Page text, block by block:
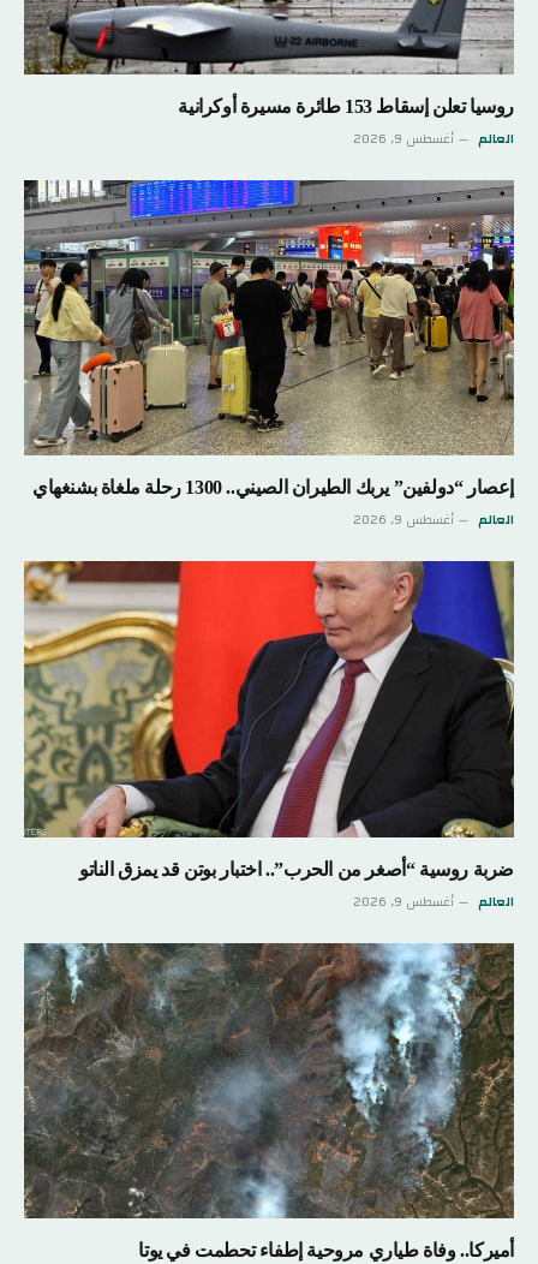
روسيا تعلن إسقاط 153 طائرة مسيرة أوكرانية
العالم أغسطس 9, 2026
إعصار “دولفين” يربك الطيران الصيني.. 1300 رحلة ملغاة بشنغهاي
العالم أغسطس 9, 2026
ضربة روسية “أصغر من الحرب”.. اختبار بوتن قد يمزق الناتو
العالم أغسطس 9, 2026
أميركا.. وفاة طياري مروحية إطفاء تحطمت في يوتا